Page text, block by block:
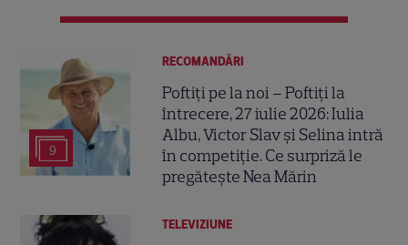
9
RECOMANDĂRI
Poftiți pe la noi – Poftiți la
întrecere, 27 iulie 2026: Iulia
Albu, Victor Slav și Selina intră
în competiție. Ce surpriză le
pregătește Nea Mărin
TELEVIZIUNE